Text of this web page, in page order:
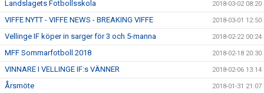
Landslagets Fotbollsskola 2018-03-02 08:20
VIFFE NYTT - VIFFE NEWS - BREAKING VIFFE 2018-03-01 12:50
Vellinge IF köper in sarger för 3 och 5-manna 2018-02-22 00:24
MFF Sommarfotboll 2018 2018-02-18 20:30
VINNARE I VELLINGE IF:s VÄNNER 2018-02-06 13:14
Årsmöte 2018-01-31 21:07